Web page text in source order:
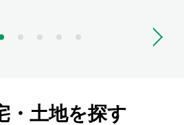
・土地を探す